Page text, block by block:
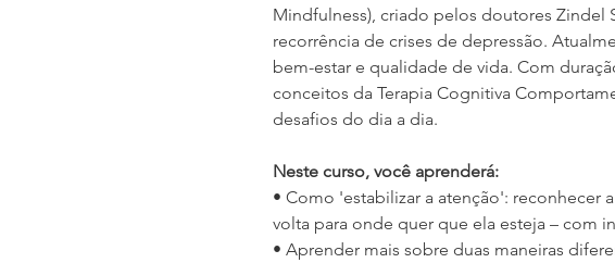
Mindfulness), criado pelos doutores Zindel
recorrência de crises de depressão.
bem-estar e qualidade de vida. Com
conceitos da Terapia Cognitiva
desafios do dia a dia.
Neste curso, você aprenderá:
• Como 'estabilizar a atenção':
volta para onde quer que ela esteja – com
• Aprender mais sobre duas maneiras